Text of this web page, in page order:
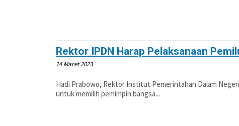
Rektor IPDN Harap Pelaksanaan
14 Maret 2023
Hadi Prabowo, Rektor Institut Pemerintahan Dalam
untuk memilih pemimpin bangsa...